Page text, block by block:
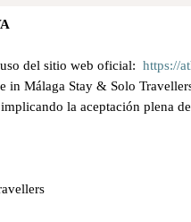
del sitio web oficial: https://
in Málaga Stay & Solo
la aceptación plena